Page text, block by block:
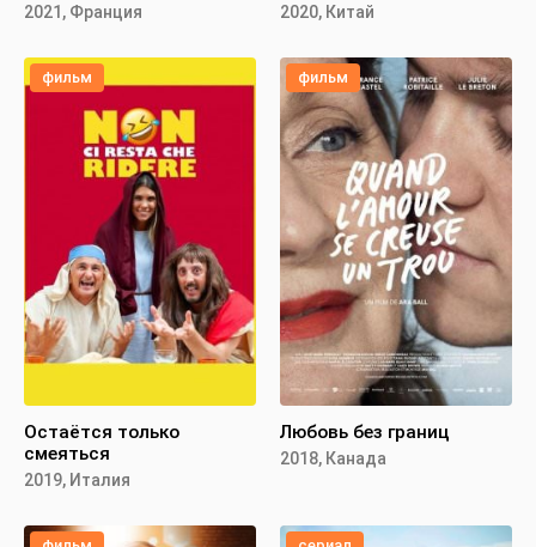
2021, Франция 2020, Китай
фильм
Остаётся только
смеяться
2019, Италия
фильм
Любовь без границ
2018, Канада